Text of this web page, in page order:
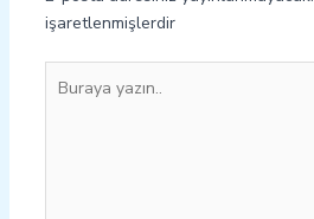
işaretlenmişlerdir
yazın..